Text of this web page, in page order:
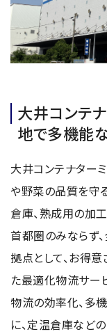
大井コンテ
地で多機能
大井コンテナター
や野菜の品質を守
倉庫、熟成用の加工
首都圏のみならず
拠点として、お得
た最適化物流サー
物流の効率化、多
に、定温倉庫など